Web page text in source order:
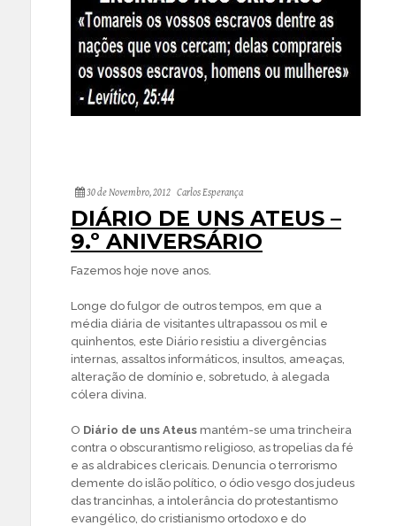
30 de Novembro, 2012 Carlos Esperança
DIÁRIO DE UNS ATEUS –
9.º ANIVERSÁRIO
Fazemos hoje nove anos.
Longe do fulgor de outros tempos, em que a
média diária de visitantes ultrapassou os mil e
quinhentos, este Diário resistiu a divergências
internas, assaltos informáticos, insultos, ameaças,
alteração de domínio e, sobretudo, à alegada
cólera divina.
O Diário de uns Ateus mantém-se uma trincheira
contra o obscurantismo religioso, as tropelias da fé
e as aldrabices clericais. Denuncia o terrorismo
demente do islão político, o ódio vesgo dos judeus
das trancinhas, a intolerância do protestantismo
evangélico, do cristianismo ortodoxo e do